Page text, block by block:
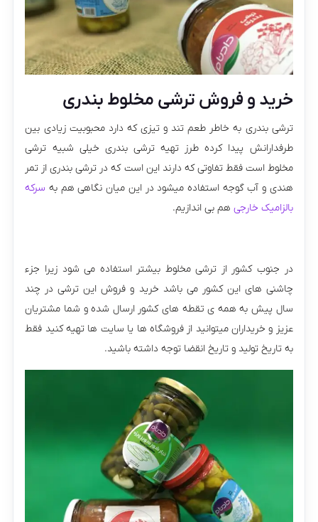
خرید و فروش ترشی مخلوط بندری
ترشی بندری به خاطر طعم تند و تیزی که دارد محبوبیت زیادی بین
طرفدارانش پیدا کرده طرز تهیه ترشی بندری خیلی شبیه ترشی
مخلوط است فقط تفاوتی که دارند این است که در ترشی بندری از تمر
هندی و آب گوجه استفاده میشود در این میان نگاهی هم به سرکه
بالزامیک خارجی هم بی اندازیم.
در جنوب کشور از ترشی مخلوط بیشتر استفاده می شود زیرا جزء
چاشنی های این کشور می باشد خرید و فروش این ترشی در چند
سال پیش به همه ی تقطه های کشور ارسال شده و شما مشتریان
عزیز و خریداران میتوانید از فروشگاه ها یا سایت ها تهیه کنید فقط
به تاریخ تولید و تاریخ انقضا توجه داشته باشید.